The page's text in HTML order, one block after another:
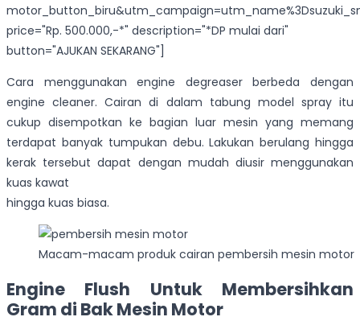
price="Rp. 500.000,-*" description="*DP mulai dari"
button="AJUKAN SEKARANG"]
Cara menggunakan engine degreaser berbeda dengan
engine cleaner. Cairan di dalam tabung model spray itu
cukup disempotkan ke bagian luar mesin yang memang
terdapat banyak tumpukan debu. Lakukan berulang hingga
kerak tersebut dapat dengan mudah diusir menggunakan
kuas kawat
hingga kuas biasa.
Macam-macam produk cairan pembersih mesin motor
Engine Flush Untuk Membersihkan
Gram di Bak Mesin Motor